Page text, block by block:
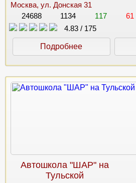
Москва, ул. Донская 31
24688
1134 117
61
4.83 / 175
Подробнее
Автошкола "ШАР" на
Тульской